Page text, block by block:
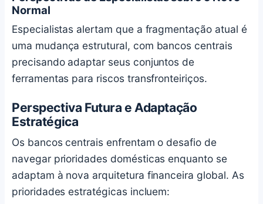
Normal
Especialistas alertam que a fragmentação atual é
uma mudança estrutural, com bancos centrais
precisando adaptar seus conjuntos de
ferramentas para riscos transfronteiriços.
Perspectiva Futura e Adaptação
Estratégica
Os bancos centrais enfrentam o desafio de
navegar prioridades domésticas enquanto se
adaptam à nova arquitetura financeira global. As
prioridades estratégicas incluem: